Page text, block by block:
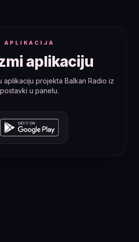
APLIKACIJA
aplikaciju
aplikaciju projekta Balkan Radio iz
postavki u panelu.